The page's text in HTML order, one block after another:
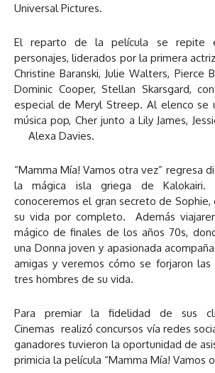
Universal Pictures.
El reparto de la película se repite
personajes, liderados por la primera
Christine Baranski, Julie Walters, Pierce
Dominic Cooper, Stellan Skarsgard,
especial de Meryl Streep. Al elenco se
música pop, Cher junto a Lily James,
Alexa Davies.
“Mamma Mía! Vamos otra vez” regresa
la mágica isla griega de Kalokairi.
conoceremos el gran secreto de Sophie,
su vida por completo. Además
mágico de finales de los años 70s,
una Donna joven y apasionada
amigas y veremos cómo se forjaron las
tres hombres de su vida.
Para premiar la fidelidad de sus
Cinemas realizó concursos vía redes
ganadores tuvieron la oportunidad de
primicia la película “Mamma Mía! Vamos